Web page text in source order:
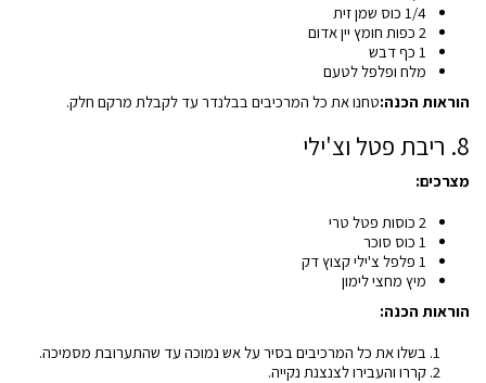
1/4 כוס שמן זית
2 כפות חומץ יין אדום
1 כף דבש
מלח ופלפל לטעם
הוראות הכנה:טחנו את כל המרכיבים בבלנדר עד לקבלת מרקם חלק.
8. ריבת פטל וצ'ילי
מצרכים:
2 כוסות פטל טרי
1 כוס סוכר
1 פלפל צ'ילי קצוץ דק
מיץ מחצי לימון
הוראות הכנה:
בשלו את כל המרכיבים בסיר על אש נמוכה עד שהתערובת מסמיכה.
קררו והעבירו לצנצנת נקייה.